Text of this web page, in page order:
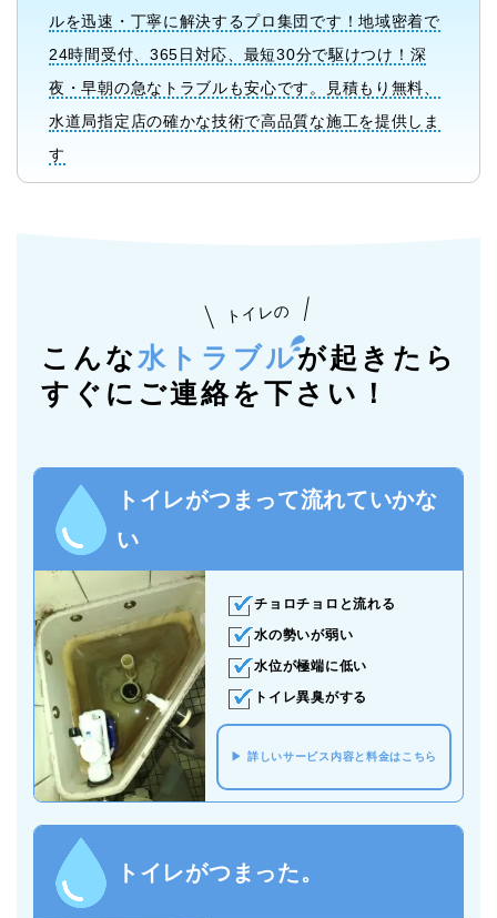
ルを迅速・丁寧に解決するプロ集団です！地域密着で
24時間受付、365日対応、最短30分で駆けつけ！深
夜・早朝の急なトラブルも安心です。見積もり無料、
水道局指定店の確かな技術で高品質な施工を提供しま
す
トイレの
こんな水トラブルが起きたら
すぐにご連絡を下さい！
トイレがつまって流れていかな
い
チョロチョロと流れる
水の勢いが弱い
水位が極端に低い
トイレ異臭がする
詳しいサービス内容と料金はこちら
トイレがつまった。